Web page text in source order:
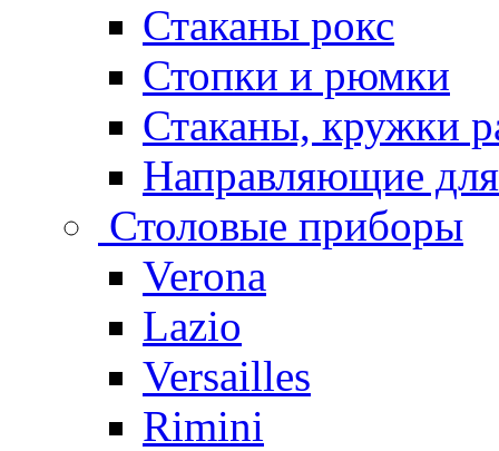
Стаканы рокс
Стопки и рюмки
Стаканы, кружки
Направляющие
Столовые приборы
Verona
Lazio
Versailles
Rimini